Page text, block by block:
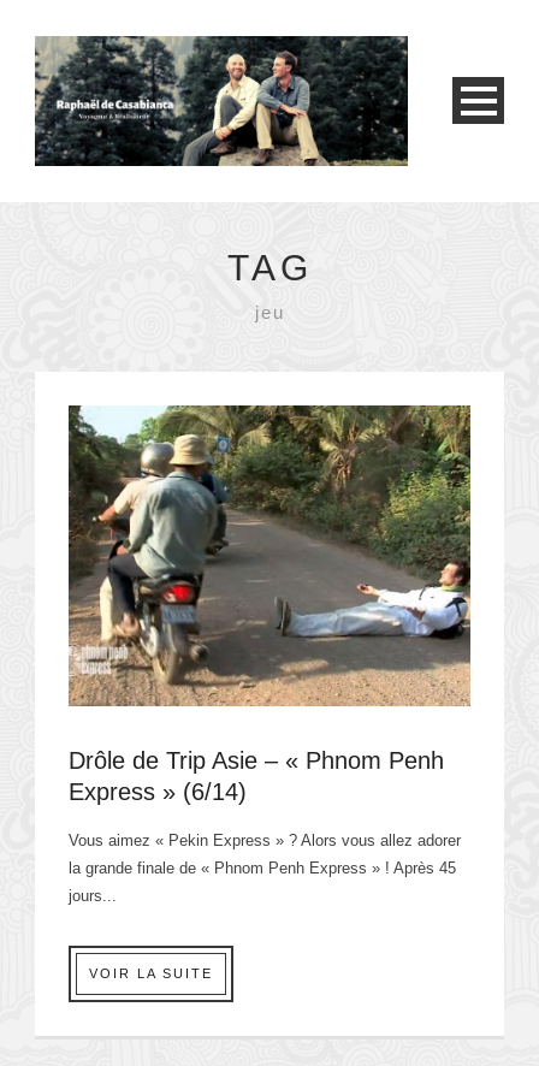
TAG
jeu
Drôle de Trip Asie – « Phnom Penh
Express » (6/14)
Vous aimez « Pekin Express » ? Alors vous allez adorer
la grande finale de « Phnom Penh Express » ! Après 45
jours...
VOIR LA SUITE